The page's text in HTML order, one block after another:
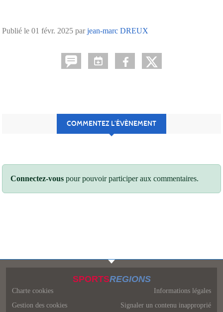
Publié le 01 févr. 2025 parjean-marc DREUX
COMMENTEZ L’ÉVÈNEMENT
Connectez-vous pour pouvoir participer aux commentaires.
SPORTSREGIONS
Charte cookies
Gestion des cookies
Informations légales
Signaler un contenu inapproprié